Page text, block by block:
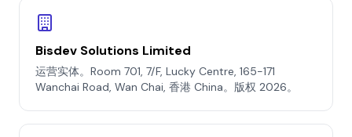
Bisdev Solutions Limited
运营实体。Room 701, 7/F, Lucky Centre, 165-171
Wanchai Road, Wan Chai, 香港 China。版权 2026。